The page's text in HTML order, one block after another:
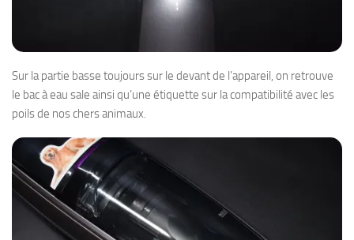
Sur la partie basse toujours sur le devant de l’appareil, on retrouve
le bac à eau sale ainsi qu’une étiquette sur la compatibilité avec les
poils de nos chers animaux.